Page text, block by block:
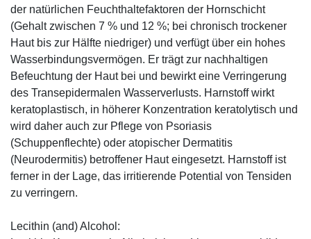
der natürlichen Feuchthaltefaktoren der Hornschicht
(Gehalt zwischen 7 % und 12 %; bei chronisch trockener
Haut bis zur Hälfte niedriger) und verfügt über ein hohes
Wasserbindungsvermögen. Er trägt zur nachhaltigen
Befeuchtung der Haut bei und bewirkt eine Verringerung
des Transepidermalen Wasserverlusts. Harnstoff wirkt
keratoplastisch, in höherer Konzentration keratolytisch und
wird daher auch zur Pflege von Psoriasis
(Schuppenflechte) oder atopischer Dermatitis
(Neurodermitis) betroffener Haut eingesetzt. Harnstoff ist
ferner in der Lage, das irritierende Potential von Tensiden
zu verringern.
Lecithin (and) Alcohol: